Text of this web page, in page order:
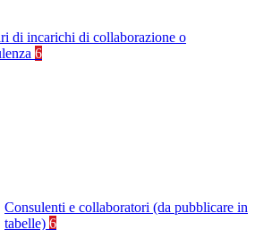
di incarichi di collaborazione o
6
Consulenti e collaboratori (da pubblicare in
tabelle) 6